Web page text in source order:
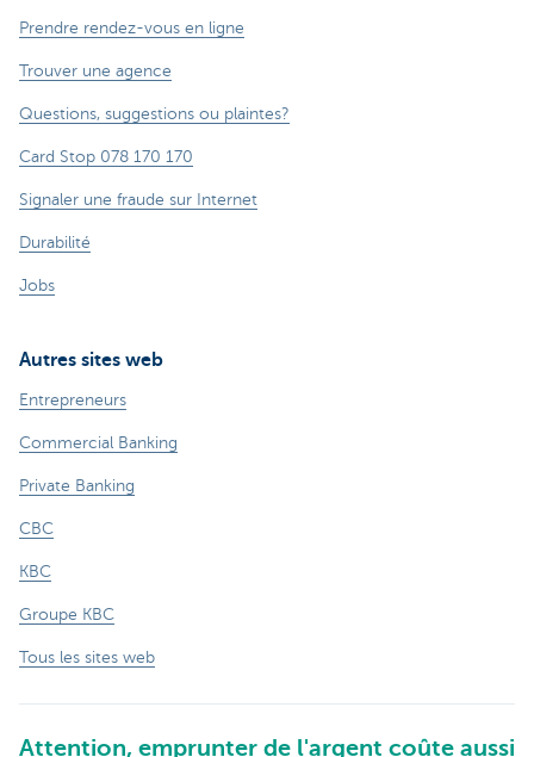
Prendre rendez-vous en ligne
Trouver une agence
Questions, suggestions ou plaintes?
Card Stop 078 170 170
Signaler une fraude sur Internet
Durabilité
Jobs
Autres sites web
Entrepreneurs
Commercial Banking
Private Banking
CBC
KBC
Groupe KBC
Tous les sites web
Attention, emprunter de l'argent coûte aussi